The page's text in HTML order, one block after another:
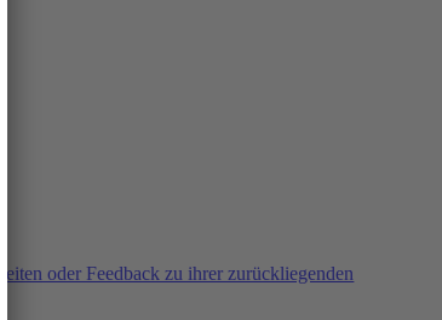
oder Feedback zu ihrer zurückliegenden